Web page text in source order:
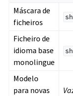
Máscara de
ficheiros
Ficheiro de
idioma base
monolingue
Modelo
para novas